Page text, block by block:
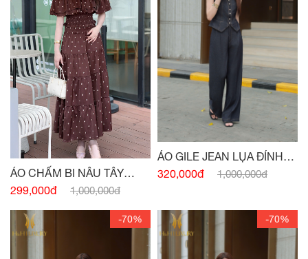
ÁO CHẤM BI NÂU TÂY
CHUN EO
299,000đ 1,000,000đ
ÁO GILE JEAN LỤA ĐÍNH
CÚC
320,000đ 1,000,000đ
-70% -70%